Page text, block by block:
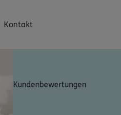
Kontakt
Kundenbewertungen